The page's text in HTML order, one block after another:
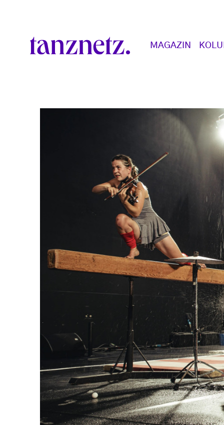
Main navigation
MAGAZIN